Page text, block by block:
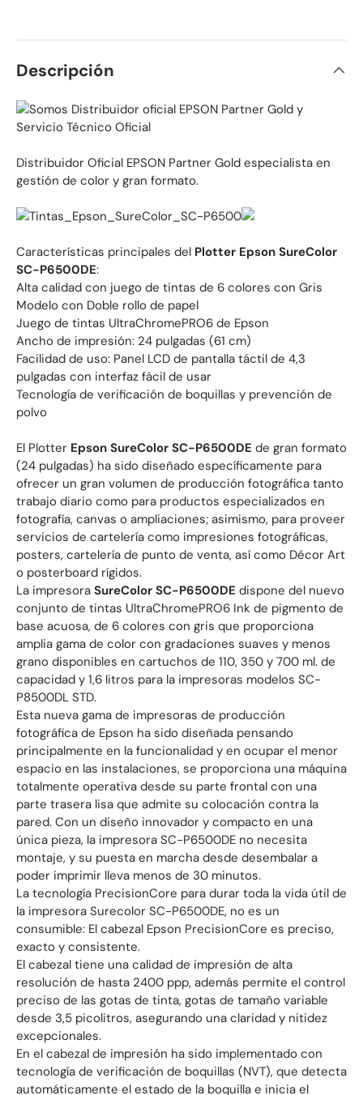
Descripción
Distribuidor Oficial EPSON Partner Gold especialista en
gestión de color y gran formato.
Características principales del Plotter Epson SureColor
SC-P6500DE:
Alta calidad con juego de tintas de 6 colores con Gris
Modelo con Doble rollo de papel
Juego de tintas UltraChromePRO6 de Epson
Ancho de impresión: 24 pulgadas (61 cm)
Facilidad de uso: Panel LCD de pantalla táctil de 4,3
pulgadas con interfaz fácil de usar
Tecnología de verificación de boquillas y prevención de
polvo
El Plotter Epson SureColor SC-P6500DE de gran formato
(24 pulgadas) ha sido diseñado específicamente para
ofrecer un gran volumen de producción fotográfica tanto
trabajo diario como para productos especializados en
fotografía, canvas o ampliaciones; asimismo, para proveer
servicios de cartelería como impresiones fotográficas,
posters, cartelería de punto de venta, así como Décor Art
o posterboard rígidos.
La impresora SureColor SC-P6500DE dispone del nuevo
conjunto de tintas UltraChromePRO6 Ink de pigmento de
base acuosa, de 6 colores con gris que proporciona
amplia gama de color con gradaciones suaves y menos
grano disponibles en cartuchos de 110, 350 y 700 ml. de
capacidad y 1,6 litros para la impresoras modelos SC-
P8500DL STD.
Esta nueva gama de impresoras de producción
fotográfica de Epson ha sido diseñada pensando
principalmente en la funcionalidad y en ocupar el menor
espacio en las instalaciones, se proporciona una máquina
totalmente operativa desde su parte frontal con una
parte trasera lisa que admite su colocación contra la
pared. Con un diseño innovador y compacto en una
única pieza, la impresora SC-P6500DE no necesita
montaje, y su puesta en marcha desde desembalar a
poder imprimir lleva menos de 30 minutos.
La tecnología PrecisionCore para durar toda la vida útil de
la impresora Surecolor SC-P6500DE, no es un
consumible: El cabezal Epson PrecisionCore es preciso,
exacto y consistente.
El cabezal tiene una calidad de impresión de alta
resolución de hasta 2400 ppp, además permite el control
preciso de las gotas de tinta, gotas de tamaño variable
desde 3,5 picolitros, asegurando una claridad y nitidez
excepcionales.
En el cabezal de impresión ha sido implementado con
tecnología de verificación de boquillas (NVT), que detecta
automáticamente el estado de la boquilla e inicia el